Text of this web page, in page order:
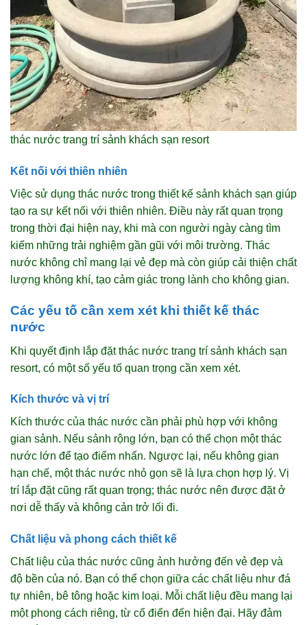
thác nước trang trí sảnh khách sạn resort
Kết nối với thiên nhiên
Việc sử dụng thác nước trong thiết kế sảnh khách sạn giúp
tạo ra sự kết nối với thiên nhiên. Điều này rất quan trọng
trong thời đại hiện nay, khi mà con người ngày càng tìm
kiếm những trải nghiệm gần gũi với môi trường. Thác
nước không chỉ mang lại vẻ đẹp mà còn giúp cải thiện chất
lượng không khí, tạo cảm giác trong lành cho không gian.
Các yếu tố cần xem xét khi thiết kế thác
nước
Khi quyết định lắp đặt thác nước trang trí sảnh khách sạn
resort, có một số yếu tố quan trọng cần xem xét.
Kích thước và vị trí
Kích thước của thác nước cần phải phù hợp với không
gian sảnh. Nếu sảnh rộng lớn, bạn có thể chọn một thác
nước lớn để tạo điểm nhấn. Ngược lại, nếu không gian
hạn chế, một thác nước nhỏ gọn sẽ là lựa chọn hợp lý. Vị
trí lắp đặt cũng rất quan trọng; thác nước nên được đặt ở
nơi dễ thấy và không cản trở lối đi.
Chất liệu và phong cách thiết kế
Chất liệu của thác nước cũng ảnh hưởng đến vẻ đẹp và
độ bền của nó. Bạn có thể chọn giữa các chất liệu như đá
tự nhiên, bê tông hoặc kim loại. Mỗi chất liệu đều mang lại
một phong cách riêng, từ cổ điển đến hiện đại. Hãy đảm